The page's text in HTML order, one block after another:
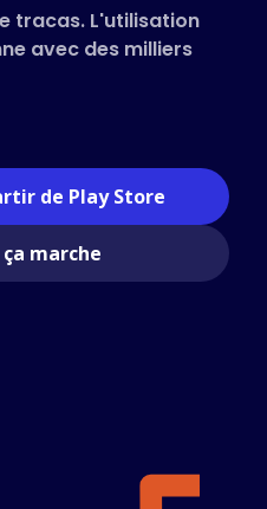
tracas. L'utilisation
avec des milliers
de Play Store
marche